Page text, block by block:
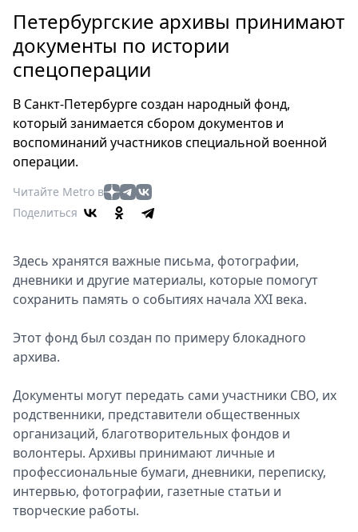
Россия
Мир
Здоровье
Туризм
Мода
Театр
Кино
Афиша
Книги
Пресс-
релизы
Metro
Звезды
Выборы
2026
Скачай
Metro
Петербургские архивы принимают
документы по истории
спецоперации
В Санкт-Петербурге создан народный фонд,
который занимается сбором документов и
воспоминаний участников специальной военной
операции.
Читайте Metro в
Поделиться
Здесь хранятся важные письма, фотографии,
дневники и другие материалы, которые помогут
сохранить память о событиях начала XXI века.
Этот фонд был создан по примеру блокадного
архива.
Документы могут передать сами участники СВО, их
родственники, представители общественных
организаций, благотворительных фондов и
волонтеры. Архивы принимают личные и
профессиональные бумаги, дневники, переписку,
интервью, фотографии, газетные статьи и
творческие работы.